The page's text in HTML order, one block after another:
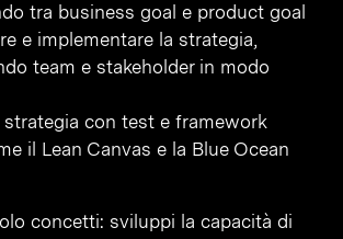
tra business goal e product goal
e implementare la strategia,
team e stakeholder in modo
strategia con test e framework
il Lean Canvas e la Blue Ocean
concetti: sviluppi la capacità di